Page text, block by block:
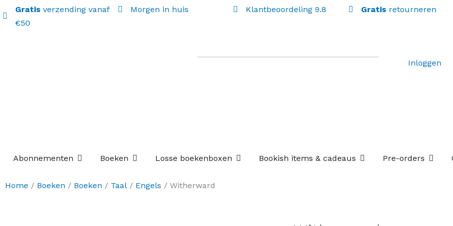
Gratis verzending vanaf
€50
Morgen in huis Klantbeoordeling 9.8 Gratis retourneren
Inloggen
Abonnementen Open Abonnementen
Boeken Open Boeken
Losse boekenboxen Open Losse boekenboxen
Bookish items & cadeaus Open Bookish items &
Pre-orders Open
Home / Boeken / Boeken / Taal / Engels / Witherward